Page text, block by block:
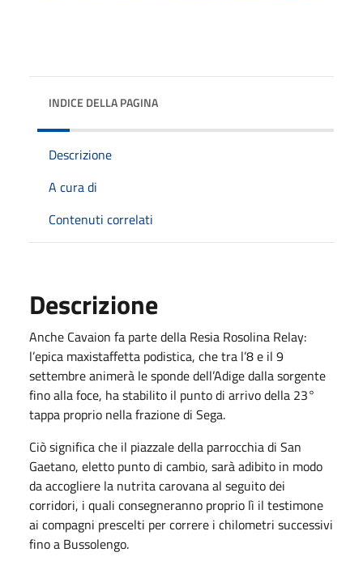
INDICE DELLA PAGINA
Descrizione
A cura di
Contenuti correlati
Descrizione
Anche Cavaion fa parte della Resia Rosolina Relay:
l’epica maxistaffetta podistica, che tra l’8 e il 9
settembre animerà le sponde dell’Adige dalla sorgente
fino alla foce, ha stabilito il punto di arrivo della 23°
tappa proprio nella frazione di Sega.
Ciò significa che il piazzale della parrocchia di San
Gaetano, eletto punto di cambio, sarà adibito in modo
da accogliere la nutrita carovana al seguito dei
corridori, i quali consegneranno proprio lì il testimone
ai compagni prescelti per correre i chilometri successivi
fino a Bussolengo.